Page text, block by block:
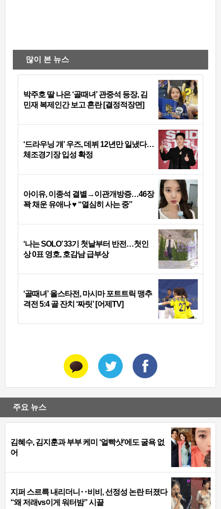
많이 본 뉴스
박주호 딸 나은 ‘골때녀’ 관중석 등장, 김
민재 복제인간 보고 혼란 [결정적장면]
‘드라우닝 걔’ 우즈, 데뷔 12년만 일냈다…
체조경기장 입성 확정
아이유, 이종석 결별→이관개방증…46장
꽉 채운 유애나 ♥ “열심히 사는 중”
‘나는 SOLO’ 33기 첫날부터 반전…첫인
상 0표 영호, 호감남 급부상
‘골때녀’ 올스타전, 마시마 포트트릭 맹추
격전 5:4 골 잔치 ‘짜릿’ [어제TV]
주요 뉴스
김혜수, 김지훈과 부부 케미 ‘얼빡샷’에도 굴욕 없
어
지퍼 스르륵 내리더니‥비비, 선정성 논란 터졌다
“왜 저래vs이게 워터밤” 시끌